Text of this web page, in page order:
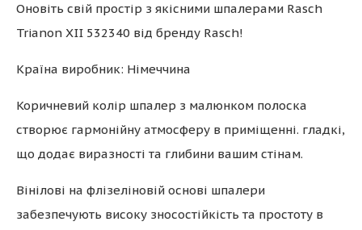
Оновіть свій простір з якісними шпалерами Rasch
Trianon XII 532340 від бренду Rasch!
Країна виробник: Німеччина
Коричневий колір шпалер з малюнком полоска
створює гармонійну атмосферу в приміщенні. гладкі,
що додає виразності та глибини вашим стінам.
Вінілові на флізеліновій основі шпалери
забезпечують високу зносостійкість та простоту в